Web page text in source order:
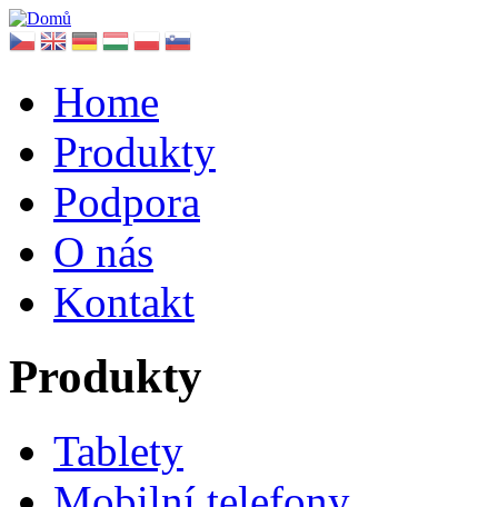
Home
Produkty
Podpora
O nás
Kontakt
Produkty
Tablety